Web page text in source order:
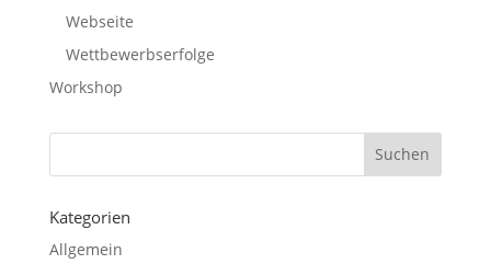
Webseite
Wettbewerbserfolge
Workshop
Kategorien
Allgemein